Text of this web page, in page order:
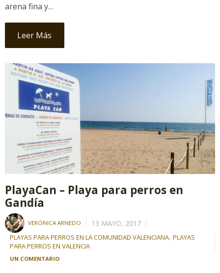
arena fina y…
Leer Más
PlayaCan – Playa para perros en
Gandía
VERÓNICA ARNEDO 13 MAYO, 2017
PLAYAS PARA PERROS EN LA COMUNIDAD VALENCIANA, PLAYAS
PARA PERROS EN VALENCIA
UN COMENTARIO